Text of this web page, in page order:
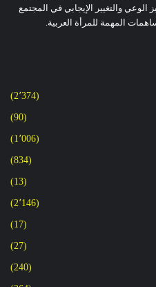
والتغيير الإيجابي في المجتمع
المهمة للمرأة العربية.
(2٬374)
(90)
(1٬006)
(834)
(13)
(2٬146)
(17)
(27)
(240)